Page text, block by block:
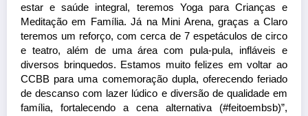
estar e saúde integral, teremos Yoga para Crianças e
Meditação em Família. Já na Mini Arena, graças a Claro
teremos um reforço, com cerca de 7 espetáculos de circo
e teatro, além de uma área com pula-pula, infláveis e
diversos brinquedos. Estamos muito felizes em voltar ao
CCBB para uma comemoração dupla, oferecendo feriado
de descanso com lazer lúdico e diversão de qualidade em
família, fortalecendo a cena alternativa (#feitoembsb)”,